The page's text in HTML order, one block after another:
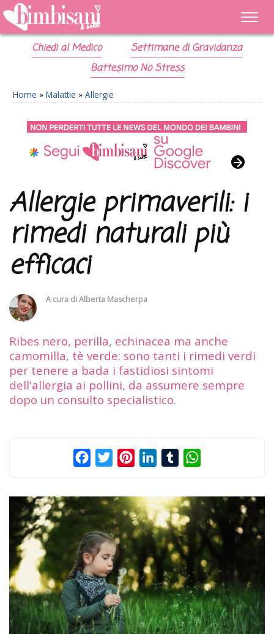
Chiedi al Medico
Settimane di Gravidanza
Battesimo No Stress
Home » Malattie » Allergie
Allergie primaverili: i
rimedi naturali più
efficaci
A cura diAlberta Mascherpa
Ribes nero, perilla, echinacea ma anche
camomilla, tè verde: sono tanti i rimedi verdi
per tenere a bada i fastidiosi sintomi
dell'allergia ai pollini, da assumere sempre
dopo un consulto specialistico.
FacebookTwitterPinterestLinkedInTumblr